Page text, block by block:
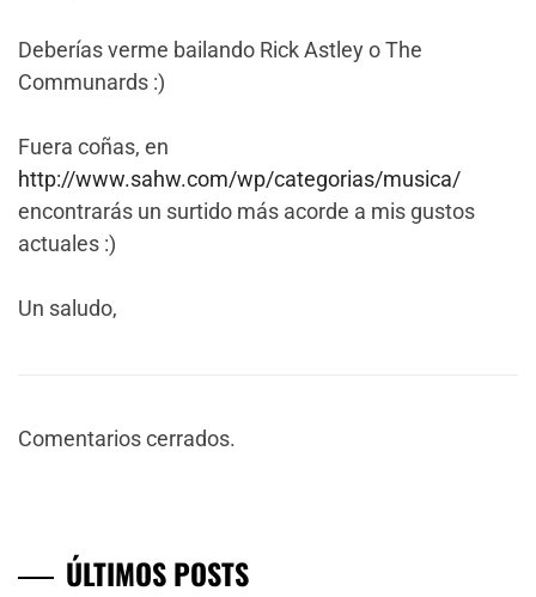
Deberías verme bailando Rick Astley o The
Communards :)
Fuera coñas, en
http://www.sahw.com/wp/categorias/musica/
encontrarás un surtido más acorde a mis gustos
actuales :)
Un saludo,
Comentarios cerrados.
ÚLTIMOS POSTS